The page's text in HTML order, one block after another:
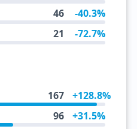
46 -40.3%
21 -72.7%
167 +128.8%
96 +31.5%